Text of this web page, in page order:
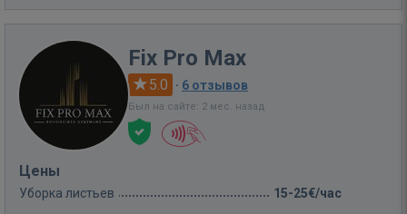
Fix Pro Max
5.0 · 6 отзывов
Был на сайте: 2 мес. назад
Цены
Уборка листьев 15-25€/час